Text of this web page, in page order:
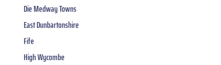
Die Medway Towns
East Dunbartonshire
Fife
High Wycombe